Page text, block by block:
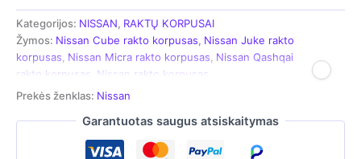
Kategorijos: NISSAN, RAKTŲ KORPUSAI
Žymos: Nissan Cube rakto korpusas, Nissan Juke rakto
korpusas, Nissan Micra rakto korpusas, Nissan Qashqai
rakto korpusas
Nissan rakto korpusas
Prekės ženklas: Nissan
Garantuotas saugus atsiskaitymas